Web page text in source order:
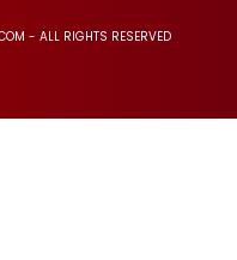
- ALL RIGHTS RESERVED